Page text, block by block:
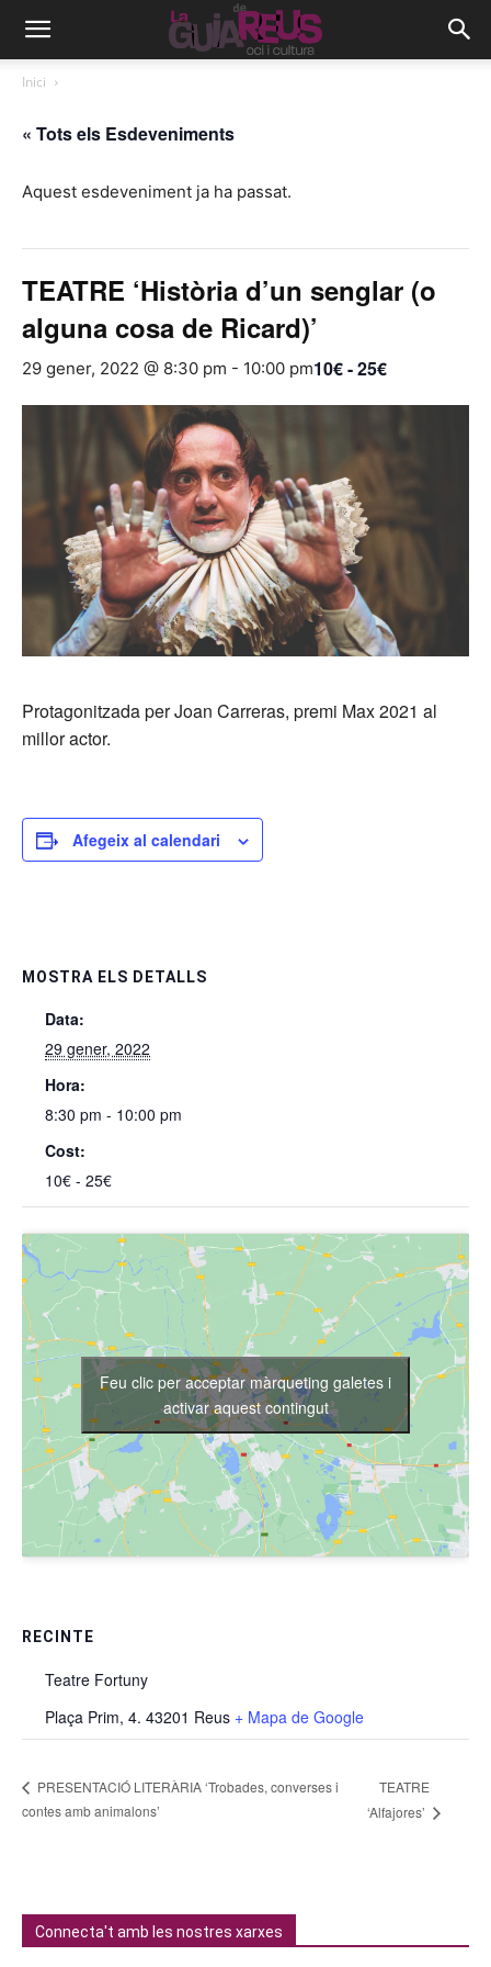
Inici
« Tots els Esdeveniments
Aquest esdeveniment ja ha passat.
TEATRE ‘Història d’un senglar (o
alguna cosa de Ricard)’
29 gener, 2022 @ 8:30 pm - 10:00 pm10€ - 25€
Protagonitzada per Joan Carreras, premi Max 2021 al
millor actor.
Afegeix al calendari
MOSTRA ELS DETALLS
Data:
29 gener, 2022
Hora:
8:30 pm - 10:00 pm
Cost:
10€ - 25€
RECINTE
Teatre Fortuny
Plaça Prim, 4. 43201 Reus + Mapa de Google
Feu clic per acceptar màrqueting galetes i
activar aquest contingut
PRESENTACIÓ LITERÀRIA ‘Trobades, converses i
contes amb animalons’
TEATRE
‘Alfajores’
Connecta't amb les nostres xarxes